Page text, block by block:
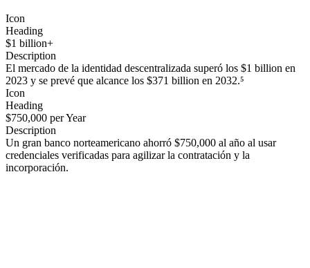
Icon
Heading
$1 billion+
Description
El mercado de la identidad descentralizada superó los $1 billion en
2023 y se prevé que alcance los $371 billion en 2032.⁵
Icon
Heading
$750,000 per Year
Description
Un gran banco norteamericano ahorró $750,000 al año al usar
credenciales verificadas para agilizar la contratación y la
incorporación.